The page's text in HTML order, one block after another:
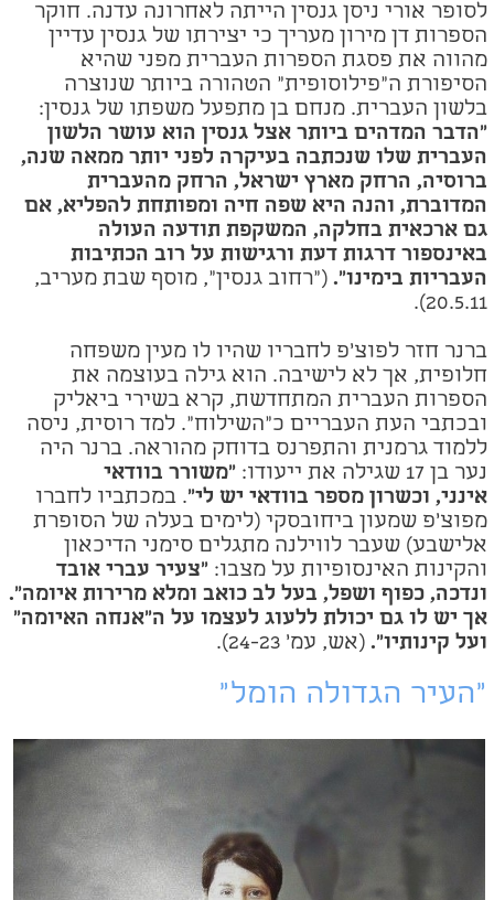
לסופר אורי ניסן גנסין הייתה לאחרונה עדנה. חוקר
הספרות דן מירון מעריך כי יצירתו של גנסין עדיין
מהווה את פסגת הספרות העברית מפני שהיא
הסיפורת ה"פילוסופית" הטהורה ביותר שנוצרה
בלשון העברית. מנחם בן מתפעל משפתו של גנסין:
"הדבר המדהים ביותר אצל גנסין הוא עושר הלשון
העברית שלו שנכתבה בעיקרה לפני יותר ממאה שנה,
ברוסיה, הרחק מארץ ישראל, הרחק מהעברית
המדוברת, והנה היא שפה חיה ומפותחת להפליא, אם
גם ארכאית בחלקה, המשקפת תודעה העולה
באינספור דרגות דעת ורגישות על רוב הכתיבות
העבריות בימינו". ("רחוב גנסין", מוסף שבת מעריב,
20.5.11).
ברנר חזר לפוצ'פ לחבריו שהיו לו מעין משפחה
חלופית, אך לא לישיבה. הוא גילה בעוצמה את
הספרות העברית המתחדשת, קרא בשירי ביאליק
ובכתבי העת העבריים כ"השילוח". למד רוסית, ניסה
ללמוד גרמנית והתפרנס בדוחק מהוראה. ברנר היה
נער בן 17 שגילה את ייעודו:
"משורר בוודאי
אינני, וכשרון מספר בוודאי יש לי". במכתביו לחברו
מפוצ'פ שמעון ביחובסקי (לימים בעלה של הסופרת
אלישבע) שעבר לווילנה מתגלים סימני הדיכאון
והקינות האינסופיות על מצבו: "צעיר עברי אובד
ונדכה, כפוף ושפל, בעל לב כואב ומלא מרירות איומה".
אך יש לו גם יכולת ללעוג לעצמו על ה"אנחה האיומה"
ועל קינותיו". (אש, עמ' 24-23).
"העיר הגדולה הומל"